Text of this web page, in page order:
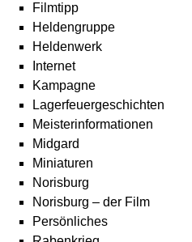
Filmtipp
Heldengruppe
Heldenwerk
Internet
Kampagne
Lagerfeuergeschichten
Meisterinformationen
Midgard
Miniaturen
Norisburg
Norisburg – der Film
Persönliches